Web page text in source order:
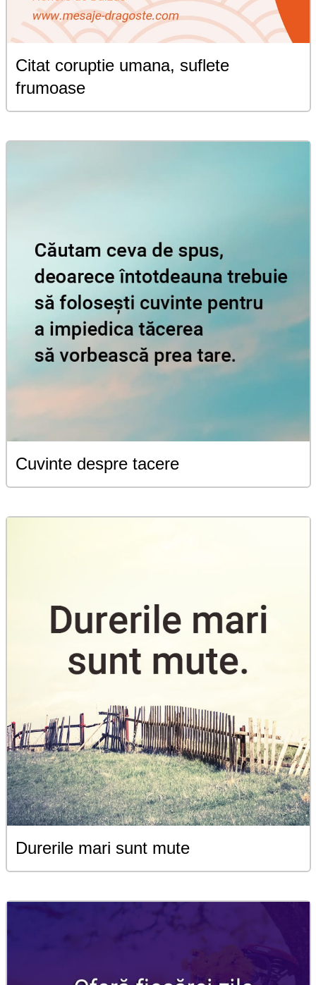
Citat coruptie umana, suflete
frumoase
Cuvinte despre tacere
Durerile mari sunt mute